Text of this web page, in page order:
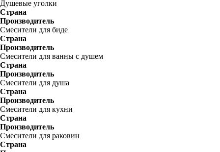
Душевые уголки
Страна
Производитель
Смесители для биде
Страна
Производитель
Смесители для ванны с душем
Страна
Производитель
Смесители для душа
Страна
Производитель
Смесители для кухни
Страна
Производитель
Смесители для раковин
Страна